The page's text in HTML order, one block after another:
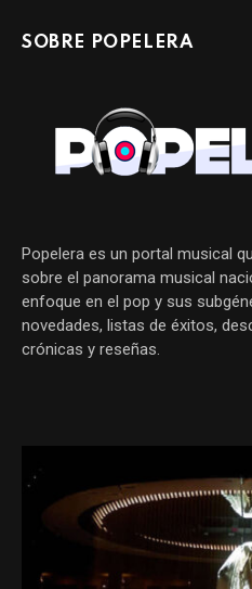
SOBRE POPELERA
Popelera es un portal musical
sobre el panorama musical
enfoque en el pop y sus
novedades, listas de éxitos,
crónicas y reseñas.